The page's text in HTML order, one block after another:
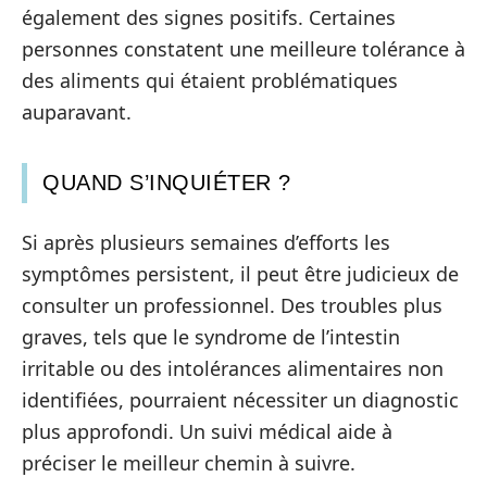
également des signes positifs. Certaines
personnes constatent une meilleure tolérance à
des aliments qui étaient problématiques
auparavant.
QUAND S’INQUIÉTER ?
Si après plusieurs semaines d’efforts les
symptômes persistent, il peut être judicieux de
consulter un professionnel. Des troubles plus
graves, tels que le syndrome de l’intestin
irritable ou des intolérances alimentaires non
identifiées, pourraient nécessiter un diagnostic
plus approfondi. Un suivi médical aide à
préciser le meilleur chemin à suivre.